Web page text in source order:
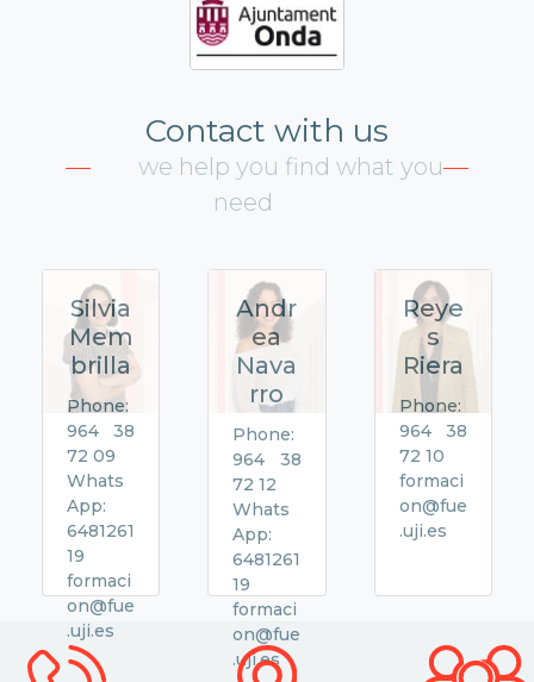
Contact with us
we help you find what you
need
Silvia
Mem
brilla
Phone:
964 38
72 09
Whats
App:
6481261
19
formaci
on@fue
.uji.es
Andr
ea
Nava
rro
Phone:
964 38
72 12
Whats
App:
6481261
19
formaci
on@fue
.uji.es
Reye
s
Riera
Phone:
964 38
72 10
formaci
on@fue
.uji.es